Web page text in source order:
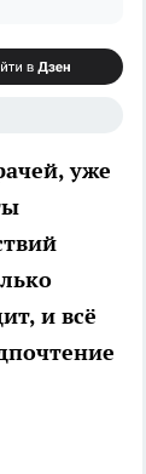
уже
и всё